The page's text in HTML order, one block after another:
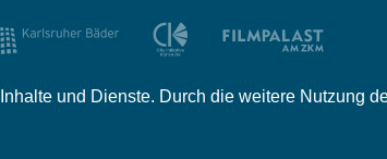
und Dienste. Durch die weitere Nutzung
Partner Mediadaten Jobs